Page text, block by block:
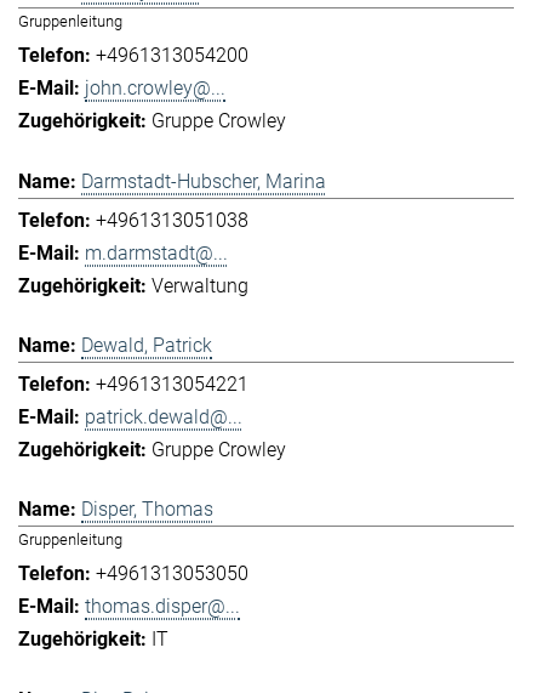
Gruppenleitung
+4961313054200
john.crowley@...
Gruppe Crowley
Darmstadt-Hubscher, Marina
+4961313051038
m.darmstadt@...
Verwaltung
Dewald, Patrick
+4961313054221
patrick.dewald@...
Gruppe Crowley
Disper, Thomas
Gruppenleitung
+4961313053050
thomas.disper@...
IT